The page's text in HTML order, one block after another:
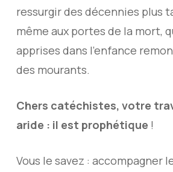
ressurgir des décennies plus
même aux portes de la mort,
apprises dans l’enfance
des mourants.
Chers catéchistes, votre
aride : il est prophétique !
Vous le savez : accompagner